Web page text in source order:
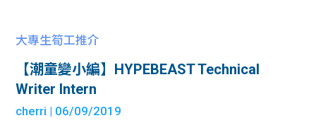
服務
大專生筍工推介
【潮童變小編】HYPEBEAST Technical
Writer Intern
cherri | 06/09/2019